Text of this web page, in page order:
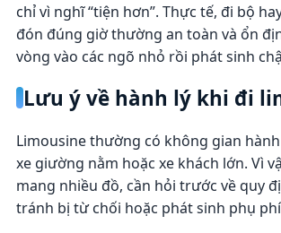
chỉ vì nghĩ “tiện hơn”. Thực tế, đi bộ
đón đúng giờ thường an toàn và ổn
vòng vào các ngõ nhỏ rồi phát sinh
Lưu ý về hành lý khi đi
Limousine thường có không gian
xe giường nằm hoặc xe khách lớn. Vì
mang nhiều đồ, cần hỏi trước về quy
tránh bị từ chối hoặc phát sinh phụ